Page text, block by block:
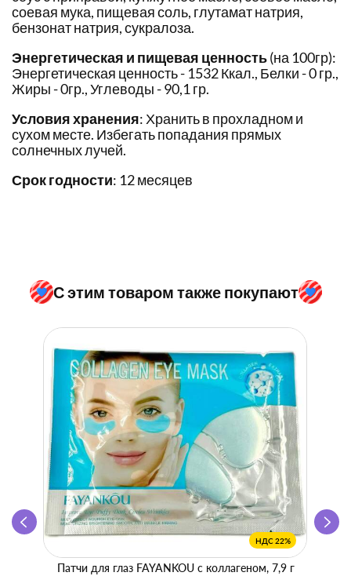
соевая мука, пищевая соль, глутамат натрия,
бензонат натрия, сукралоза.
Энергетическая и пищевая ценность(на 100гр):
Энергетическая ценность - 1532 Ккал., Белки - 0 гр.,
Жиры - 0гр., Углеводы - 90,1 гр.
Условия хранения: Хранить в прохладном и
сухом месте. Избегать попадания прямых
солнечных лучей.
Срок годности: 12 месяцев
С этим товаром также покупают
НДС 22%
Патчи для глаз FAYANKOU с коллагеном, 7,9 г